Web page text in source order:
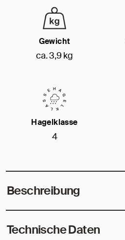
Gewicht
ca. 3,9 kg
Hagelklasse
4
Beschreibung
Technische Daten